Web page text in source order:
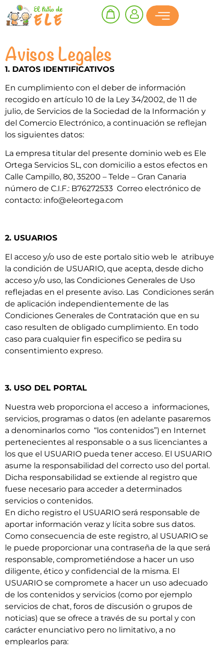
Avisos Legales
1. DATOS IDENTIFICATIVOS
En cumplimiento con el deber de información
recogido en artículo 10 de la Ley 34/2002, de 11 de
julio, de Servicios de la Sociedad de la Información y
del Comercio Electrónico, a continuación se reflejan
los siguientes datos:
La empresa titular del presente dominio web es Ele
Ortega Servicios SL, con domicilio a estos efectos en
Calle Campillo, 80, 35200 – Telde – Gran Canaria
número de C.I.F.: B76272533 Correo electrónico de
contacto: info@eleortega.com
2. USUARIOS
El acceso y/o uso de este portalo sitio web le atribuye
la condición de USUARIO, que acepta, desde dicho
acceso y/o uso, las Condiciones Generales de Uso
reflejadas en el presente aviso. Las Condiciones serán
de aplicación independientemente de las
Condiciones Generales de Contratación que en su
caso resulten de obligado cumplimiento. En todo
caso para cualquier fin especifico se pedira su
consentimiento expreso.
3. USO DEL PORTAL
Nuestra web proporciona el acceso a informaciones,
servicios, programas o datos (en adelante pasaremos
a denominarlos como “los contenidos”) en Internet
pertenecientes al responsable o a sus licenciantes a
los que el USUARIO pueda tener acceso. El USUARIO
asume la responsabilidad del correcto uso del portal.
Dicha responsabilidad se extiende al registro que
fuese necesario para acceder a determinados
servicios o contenidos.
En dicho registro el USUARIO será responsable de
aportar información veraz y lícita sobre sus datos.
Como consecuencia de este registro, al USUARIO se
le puede proporcionar una contraseña de la que será
responsable, comprometiéndose a hacer un uso
diligente, ético y confidencial de la misma. El
USUARIO se compromete a hacer un uso adecuado
de los contenidos y servicios (como por ejemplo
servicios de chat, foros de discusión o grupos de
noticias) que se ofrece a través de su portal y con
carácter enunciativo pero no limitativo, a no
emplearlos para: